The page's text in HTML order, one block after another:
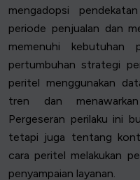
mengadopsi
periode penjualan dan
memenuhi kebutuhan
pertumbuhan strategi
peritel menggunakan
tren dan
Pergeseran perilaku ini
tetapi juga tentang
cara peritel melakukan
penyampaian layanan.